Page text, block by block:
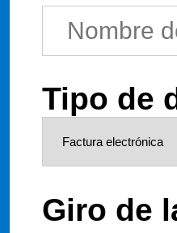
Tipo de
Giro de